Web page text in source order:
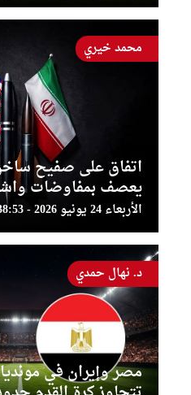
اتفاق على صفيح
يعصف بمفاوضات
الأربعاء 24 يونيو 2026 - 16:38:53
محمد خيري
د. نهال حمدي